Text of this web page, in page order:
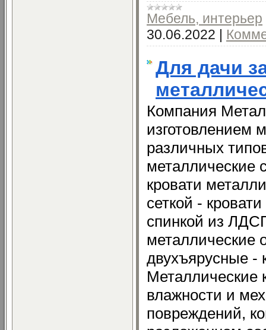
Мебель, интерьер
30.06.2022 |
Для дачи
Компания
изготовлением
различных
металлические
кровати
сеткой -
спинкой из
металлические
двухъярусные -
Металлические
влажности и
повреждений,